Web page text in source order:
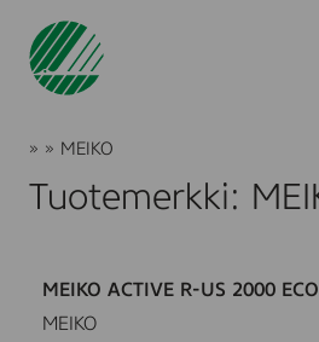
Joutsenmerkki
» » MEIKO
Tuotemerkki:
MEIKO ACTIVE R-US 2000 ECO
MEIKO